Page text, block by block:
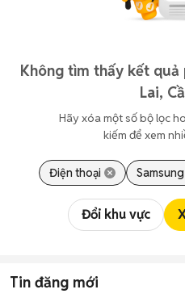
Không tìm thấy kết quả
Lai,
Hãy xóa một số bộ lọc
kiếm để xem
Điện thoại Samsung
Đổi khu vực
Tin đăng mới